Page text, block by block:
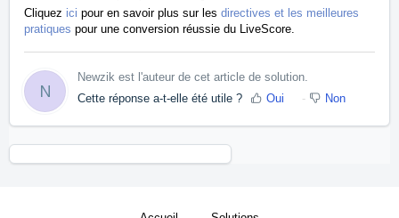
Cliquez ici pour en savoir plus sur les directives et les meilleures
pratiques pour une conversion réussie du LiveScore.
N
Newzik est l'auteur de cet article de solution.
Cette réponse a-t-elle été utile ?
Oui Non